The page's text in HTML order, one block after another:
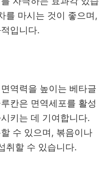
를 마시는 것이 좋으며,
입니다.
역력을 높이는 베타글
칸은 면역세포를 활성
키는 데 기여합니다.
수 있으며, 볶음이나
취할 수 있습니다.